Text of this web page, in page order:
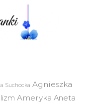
Suchocka Agnieszka
Ameryka Aneta